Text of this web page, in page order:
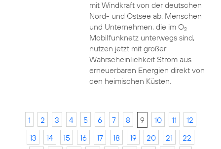
mit Windkraft von der deutschen
Nord- und Ostsee ab. Menschen
und Unternehmen, die im O2
Mobilfunknetz unterwegs sind,
nutzen jetzt mit großer
Wahrscheinlichkeit Strom aus
erneuerbaren Energien direkt von
den heimischen Küsten.
1 2 3 4 5 6 7 8 9 10 11
12
13
14 15 16 17 18 19 20 21
22